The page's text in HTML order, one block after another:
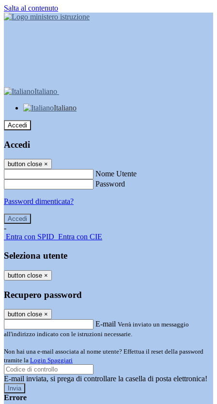
Salta al contenuto
Italiano
Italiano
Accedi
Accedi
button close ×
Nome Utente
Password
Password dimenticata?
-
Entra con SPID Entra con CIE
Seleziona utente
button close ×
Recupero password
button close ×
E-mail Verrà inviato un messaggio
all'indirizzo indicato con le istruzioni necessarie.
Non hai una e-mail associata al nome utente? Effettua il reset della password
tramite la Login Spaggiari
E-mail inviata, si prega di controllare la casella di posta elettronica!
Errore